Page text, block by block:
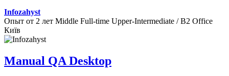
Infozahyst
Опыт от 2 лет Middle Full-time Upper-Intermediate / B2 Office
Київ
Manual QA Desktop